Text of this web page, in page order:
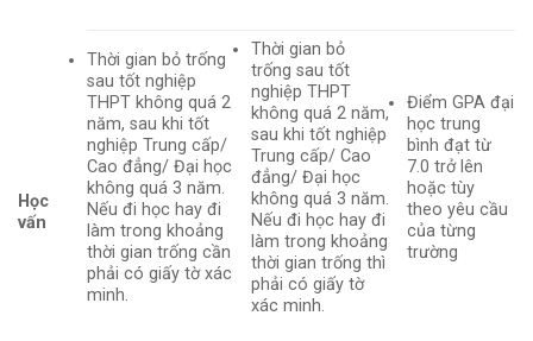
Học
vấn
Thời gian bỏ trống
sau tốt nghiệp
THPT không quá 2
năm, sau khi tốt
nghiệp Trung cấp/
Cao đẳng/ Đại học
không quá 3 năm.
Nếu đi học hay đi
làm trong khoảng
thời gian trống cần
phải có giấy tờ xác
minh.
Thời gian bỏ
trống sau tốt
nghiệp THPT
không quá 2 năm,
sau khi tốt nghiệp
Trung cấp/ Cao
đẳng/ Đại học
không quá 3 năm.
Nếu đi học hay đi
làm trong khoảng
thời gian trống thì
phải có giấy tờ
xác minh.
Điểm GPA đại
học trung
bình đạt từ
7.0 trở lên
hoặc tùy
theo yêu cầu
của từng
trường